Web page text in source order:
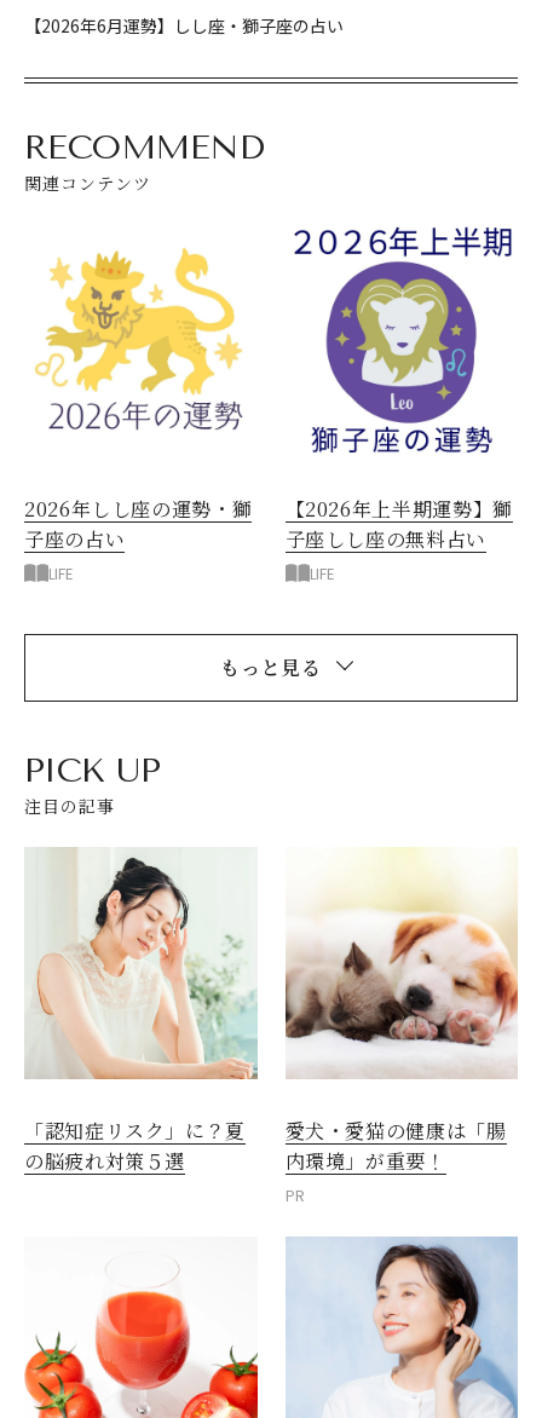
【2026年6月運勢】しし座・獅子座の占い
RECOMMEND
関連コンテンツ
2026年しし座の運勢・獅
子座の占い
LIFE
【2026年上半期運勢】獅
子座しし座の無料占い
LIFE
もっと見る
PICK UP
注目の記事
「認知症リスク」に？夏
の脳疲れ対策５選
愛犬・愛猫の健康は「腸
内環境」が重要！
PR
閉じる